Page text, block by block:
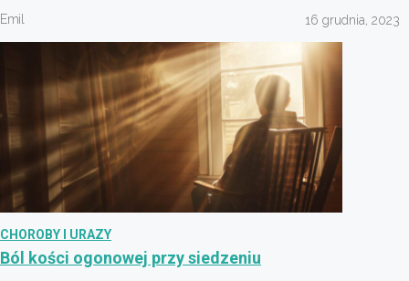
Emil 16 grudnia, 2023
CHOROBY I URAZY
Ból kości ogonowej przy siedzeniu